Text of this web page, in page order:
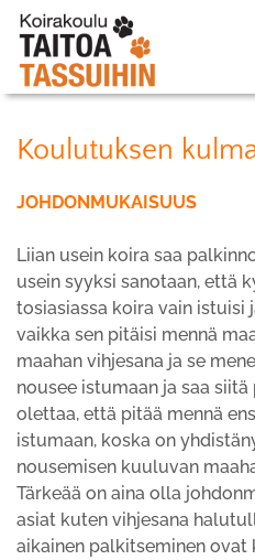
Koulutuksen
JOHDONMUKAISUUS
Liian usein koira saa
usein syyksi sanotaan, että
tosiasiassa koira vain istuisi
vaikka sen pitäisi mennä
maahan vihjesana ja se
nousee istumaan ja saa
olettaa, että pitää mennä
istumaan, koska on
nousemisen kuuluvan
Tärkeää on aina olla
asiat kuten vihjesana
aikainen palkitseminen